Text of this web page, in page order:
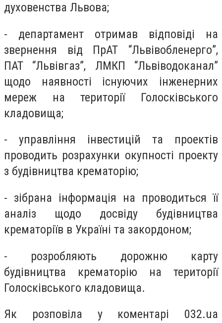
духовенства Львова;
- департамент отримав відповіді на
звернення від ПрАТ “Львівобленерго”,
ПАТ “Львівгаз”, ЛМКП “Львіводоканал”
щодо наявності існуючих інженерних
мереж на території Голосківського
кладовища;
- управління інвестицій та проектів
проводить розрахунки окупності проекту
з будівництва крематорію;
- зібрана інформація на проводиться її
аналіз щодо досвіду будівництва
крематоріїв в Україні та закордоном;
- розробляють дорожню карту
будівництва крематорію на території
Голосківського кладовища.
Як розповіла у коментарі 032.ua